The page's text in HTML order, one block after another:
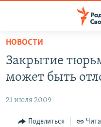
упрощенного
доступа
основному
Вернутся
ПОДКАСТЫ
ЦИТАТЫ СВОБОДЫ
МНЕНИЯ
НОВОСТИ
Закрытие
может быть
21 июля 2009
Поделиться